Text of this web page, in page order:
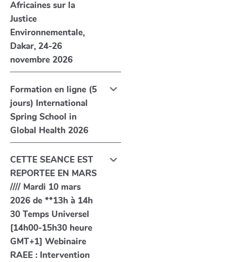
Africaines sur la
Justice
Environnementale,
Dakar, 24-26
novembre 2026
Formation en ligne (5
jours) International
Spring School in
Global Health 2026
CETTE SEANCE EST
REPORTEE EN MARS
//// Mardi 10 mars
2026 de **13h à 14h
30 Temps Universel
[14h00-15h30 heure
GMT+1] Webinaire
RAEE : Intervention